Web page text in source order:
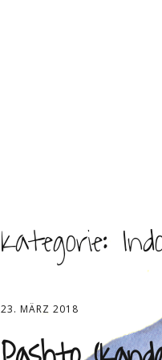
Kategorie:
23. MÄRZ 2018